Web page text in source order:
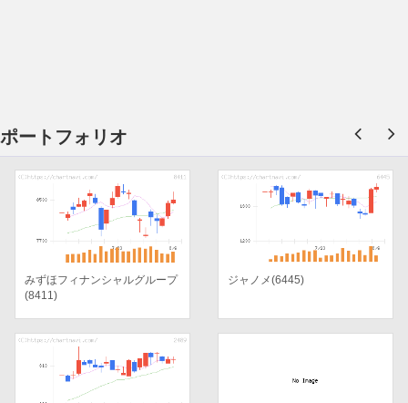
ポートフォリオ
みずほフィナンシャルグループ
(8411)
ジャノメ(6445)